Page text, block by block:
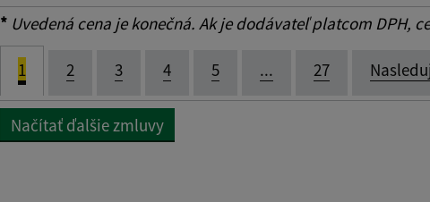
* Uvedená cena je konečná. Ak je dodávateľ platcom DPH,
1 2 3 4 5 ... 27
Načítať ďalšie zmluvy